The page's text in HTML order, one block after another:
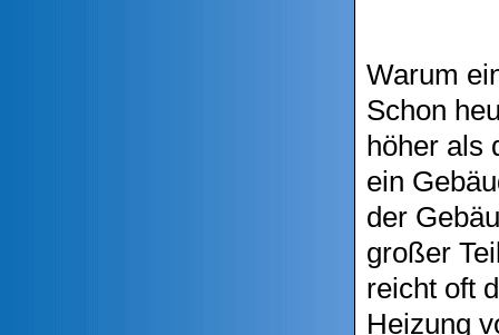
Warum
Schon
höher als
ein
der
großer
reicht oft
Heizung